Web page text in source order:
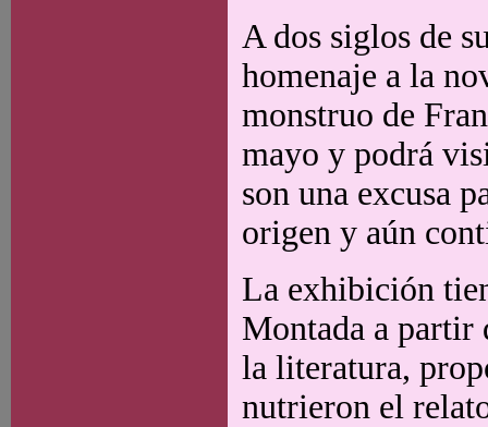
A dos siglos de
homenaje a la
monstruo de
mayo y podrá
son una excusa
origen y aún
La exhibición
Montada a partir
la literatura,
nutrieron el